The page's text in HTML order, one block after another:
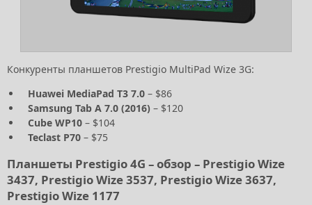
Конкуренты планшетов Prestigio MultiPad Wize 3G:
Huawei MediaPad T3 7.0 – $86
Samsung Tab A 7.0 (2016) – $120
Cube WP10 – $104
Teclast P70 – $75
Планшеты Prestigio 4G – обзор – Prestigio Wize
3437, Prestigio Wize 3537, Prestigio Wize 3637,
Prestigio Wize 1177